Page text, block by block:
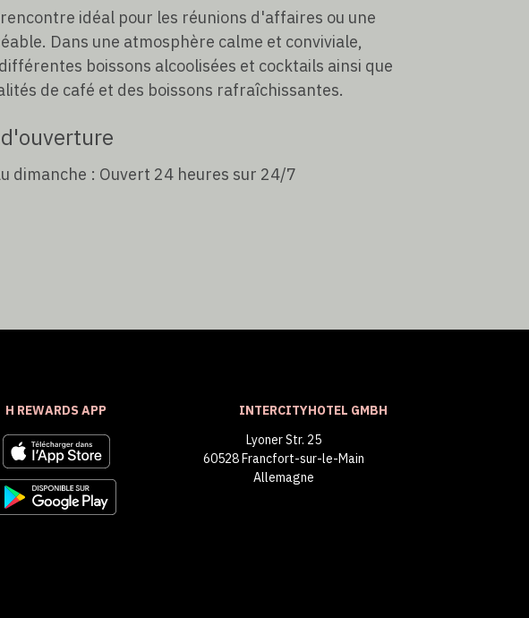
rencontre idéal pour les réunions d'affaires ou une
Dans une atmosphère calme et conviviale,
boissons alcoolisées et cocktails ainsi que
de café et des boissons rafraîchissantes.
dimanche : Ouvert 24 heures sur 24/7
H REWARDS APP
INTERCITYHOTEL GMBH
Lyoner Str. 25
60528 Francfort-sur-le-Main
Allemagne